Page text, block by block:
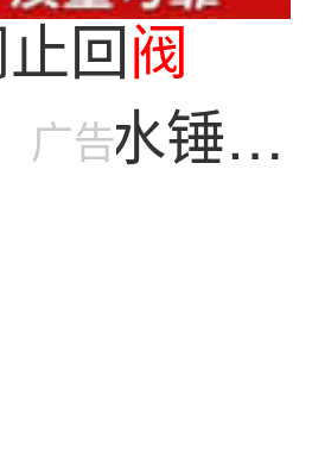
回阀
防水锤旋
广告